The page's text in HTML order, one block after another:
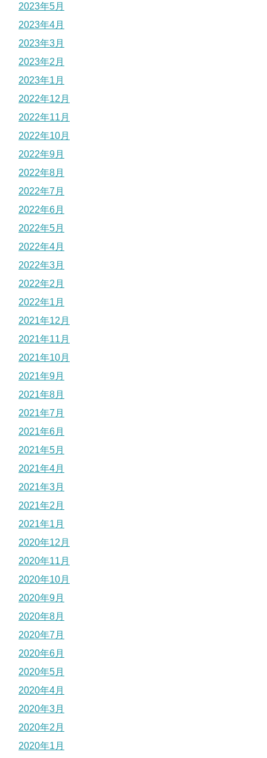
2023年5月
2023年4月
2023年3月
2023年2月
2023年1月
2022年12月
2022年11月
2022年10月
2022年9月
2022年8月
2022年7月
2022年6月
2022年5月
2022年4月
2022年3月
2022年2月
2022年1月
2021年12月
2021年11月
2021年10月
2021年9月
2021年8月
2021年7月
2021年6月
2021年5月
2021年4月
2021年3月
2021年2月
2021年1月
2020年12月
2020年11月
2020年10月
2020年9月
2020年8月
2020年7月
2020年6月
2020年5月
2020年4月
2020年3月
2020年2月
2020年1月